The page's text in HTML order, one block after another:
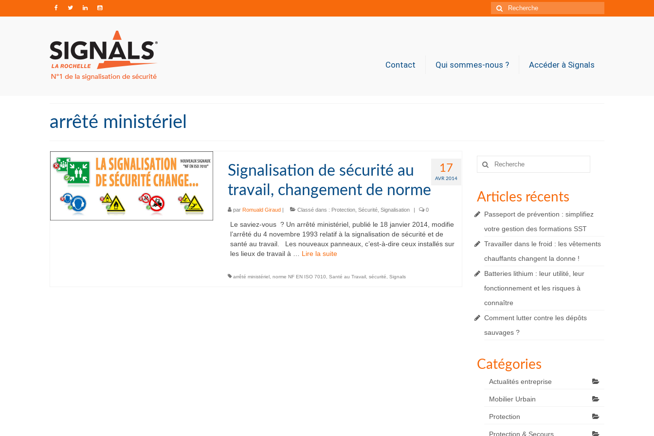
Rechercher
:
Contact Qui sommes-nous ? Accéder à Signals
arrêté ministériel
17
AVR 2014
Signalisation de sécurité au
travail, changement de norme
par Romuald Giraud| Classé dans : Protection, Sécurité, Signalisation | 0
Le saviez-vous ? Un arrêté ministériel, publié le 18 janvier 2014, modifie
l’arrêté du 4 novembre 1993 relatif à la signalisation de sécurité et de
santé au travail. Les nouveaux panneaux, c’est-à-dire ceux installés sur
les lieux de travail à … Lire la suite­­
arrêté ministériel, norme NF EN ISO 7010 Santé au Travail, sécurité Signals
Rechercher
Articles récents
Passeport de prévention : simplifiez
votre gestion des formations SST
Travailler dans le froid : les vêtements
chauffants changent la donne !
Batteries lithium : leur utilité, leur
fonctionnement et les risques à
connaître
Comment lutter contre les dépôts
sauvages ?
Catégories
Actualités entreprise
Mobilier Urbain
Protection
Protection & Secours